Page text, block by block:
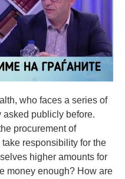
who faces a series of
asked publicly before.
procurement of
responsibility for the
higher amounts for
money enough? How are